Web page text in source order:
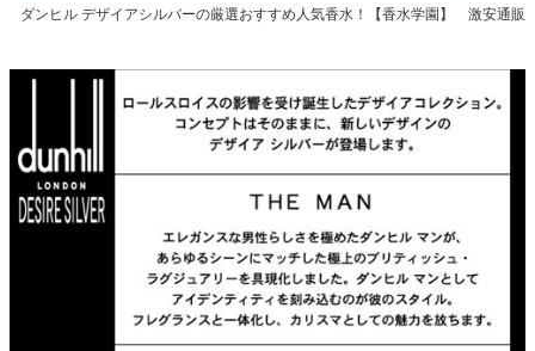
ダンヒル デザイアシルバーの厳選おすすめ人気香水！【香水学園】 激安通販